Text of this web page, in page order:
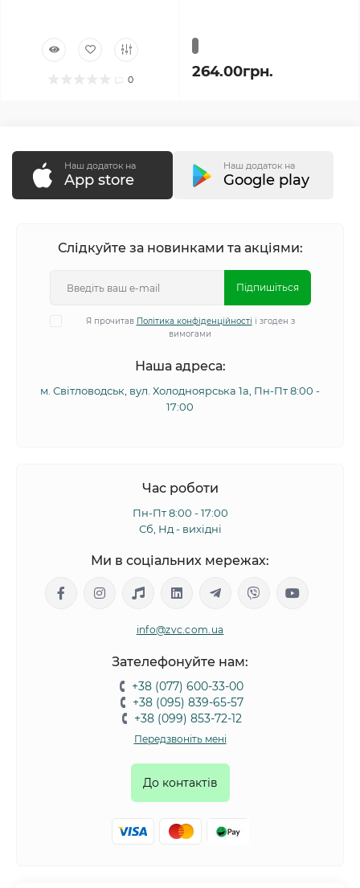
0 264.00грн.
Наш додаток на
App store
Наш додаток на
Google play
Слідкуйте за новинками та акціями:
Підпишіться
Я прочитав Політика конфіденційності і згоден з
вимогами
Наша адреса:
м. Світловодськ, вул. Холодноярська 1а, Пн-Пт 8:00 -
17:00
Час роботи
Пн-Пт 8:00 - 17:00
Сб, Нд - вихідні
Ми в соціальних мережах:
info@zvc.com.ua
Зателефонуйте нам:
+38 (077) 600-33-00
+38 (095) 839-65-57
+38 (099) 853-72-12
Передзвоніть мені
До контактів